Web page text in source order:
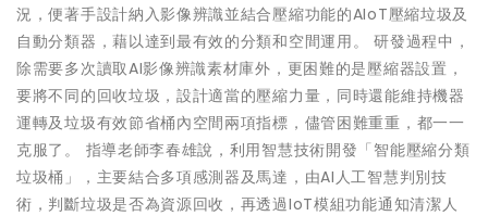
況，便著手設計納入影像辨識並結合壓縮功能的AIoT壓縮垃圾及
自動分類器，藉以達到最有效的分類和空間運用。 研發過程中，
除需要多次讀取AI影像辨識素材庫外，更困難的是壓縮器設置，
要將不同的回收垃圾，設計適當的壓縮力量，同時還能維持機器
運轉及垃圾有效節省桶內空間兩項指標，儘管困難重重，都一一
克服了。 指導老師李春雄說，利用智慧技術開發「智能壓縮分類
垃圾桶」，主要結合多項感測器及馬達，由AI人工智慧判別技
術，判斷垃圾是否為資源回收，再透過IoT模組功能通知清潔人